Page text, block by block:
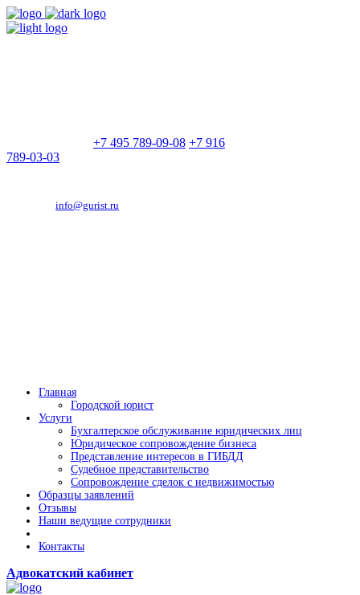
+7 495 789-09-08 +7 916
789-03-03
info@gurist.ru
Главная
Городской юрист
Услуги
Бухгалтерское обслуживание юридических лиц
Юридическое сопровождение бизнеса
Представление интересов в ГИБДД
Судебное представительство
Сопровождение сделок с недвижимостью
Образцы заявлений
Отзывы
Наши ведущие сотрудники
Контакты
Адвокатский кабинет